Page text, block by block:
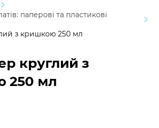
паперові та пластикові
з кришкою 250 мл
круглий з
250 мл